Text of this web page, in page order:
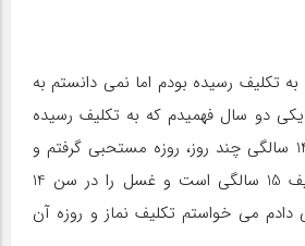
14 سالگی به تکلیف رسیده بودم اما نمی دانستم به
دو سال فهمیدم که به تکلیف رسیده
بودم و در همان سال 14 سالگی چند روز، روزه مستحبی گرفتم و
فکر می کردم سن تکلیف 15 سالگی است و غسل را در سن 14
دادم می خواستم تکلیف نماز و روزه آن